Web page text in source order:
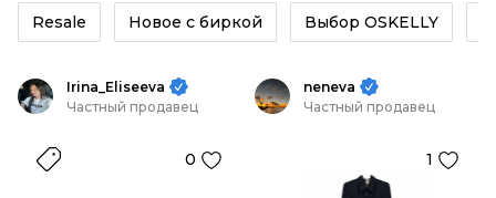
заказывайте на сайте или в приложении OSKELLY с
целой экосистемой инструментов.
Resale Новое с биркой Выбор OSKELLY
Irina_Eliseeva
Частный продавец
0
neneva
Частный продавец
1